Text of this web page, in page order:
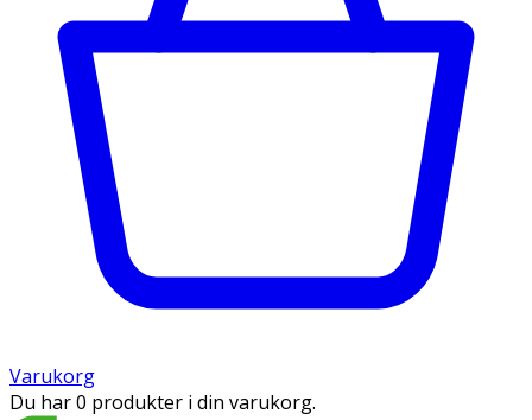
Varukorg
Du har 0 produkter i din varukorg.